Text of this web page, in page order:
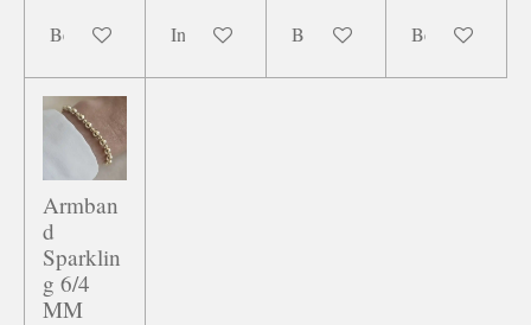
Bekijk details In winkelwagen Bekijk details Bekijk details
Armban
d
Sparklin
g 6/4
MM